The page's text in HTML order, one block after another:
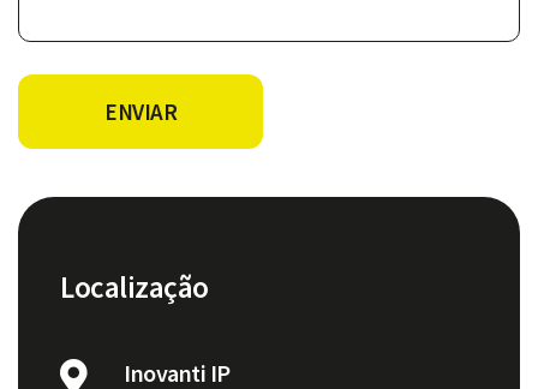
Localização
Inovanti IP